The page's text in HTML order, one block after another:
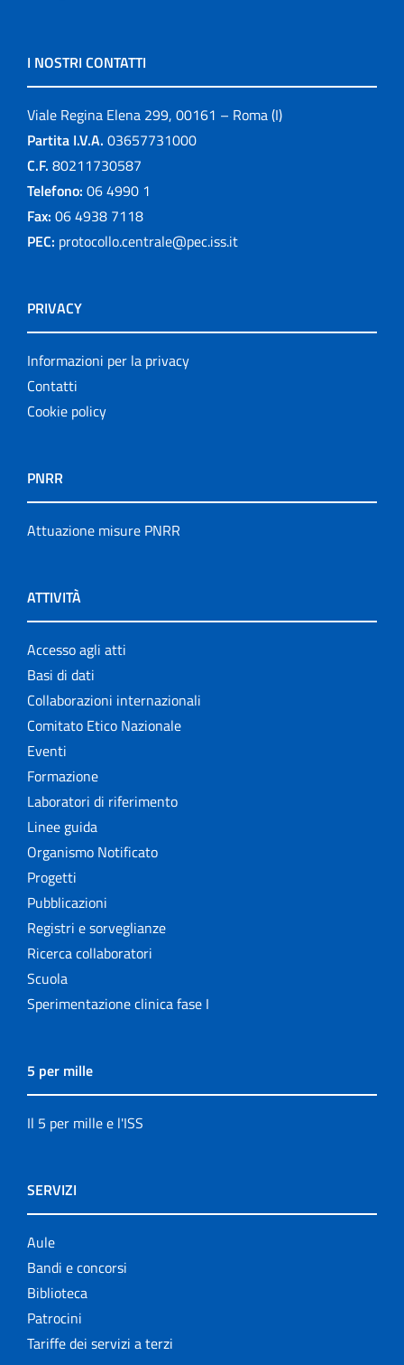
I NOSTRI CONTATTI
Viale Regina Elena 299, 00161 – Roma (I)
Partita I.V.A. 03657731000
C.F. 80211730587
Telefono: 06 4990 1
Fax: 06 4938 7118
PEC: protocollo.centrale@pec.iss.it
PRIVACY
Informazioni per la privacy
Contatti
Cookie policy
PNRR
Attuazione misure PNRR
ATTIVITÀ
Accesso agli atti
Basi di dati
Collaborazioni internazionali
Comitato Etico Nazionale
Eventi
Formazione
Laboratori di riferimento
Linee guida
Organismo Notificato
Progetti
Pubblicazioni
Registri e sorveglianze
Ricerca collaboratori
Scuola
Sperimentazione clinica fase I
5 per mille
Il 5 per mille e l'ISS
SERVIZI
Aule
Bandi e concorsi
Biblioteca
Patrocini
Tariffe dei servizi a terzi